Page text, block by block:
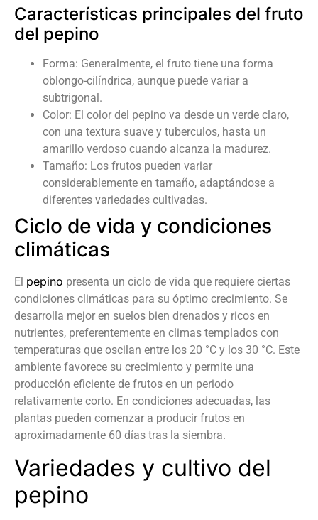
Características principales del fruto
del pepino
Forma: Generalmente, el fruto tiene una forma
oblongo-cilíndrica, aunque puede variar a
subtrigonal.
Color: El color del pepino va desde un verde claro,
con una textura suave y tuberculos, hasta un
amarillo verdoso cuando alcanza la madurez.
Tamaño: Los frutos pueden variar
considerablemente en tamaño, adaptándose a
diferentes variedades cultivadas.
Ciclo de vida y condiciones
climáticas
El pepino presenta un ciclo de vida que requiere ciertas
condiciones climáticas para su óptimo crecimiento. Se
desarrolla mejor en suelos bien drenados y ricos en
nutrientes, preferentemente en climas templados con
temperaturas que oscilan entre los 20 °C y los 30 °C. Este
ambiente favorece su crecimiento y permite una
producción eficiente de frutos en un periodo
relativamente corto. En condiciones adecuadas, las
plantas pueden comenzar a producir frutos en
aproximadamente 60 días tras la siembra.
Variedades y cultivo del
pepino